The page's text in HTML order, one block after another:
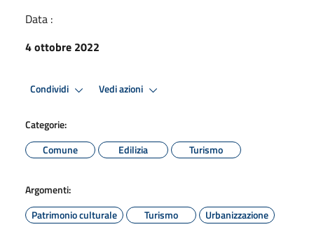
Data :
4 ottobre 2022
Condividi Vedi azioni
Categorie:
Comune
Edilizia Turismo
Argomenti:
Patrimonio culturale
Turismo Urbanizzazione